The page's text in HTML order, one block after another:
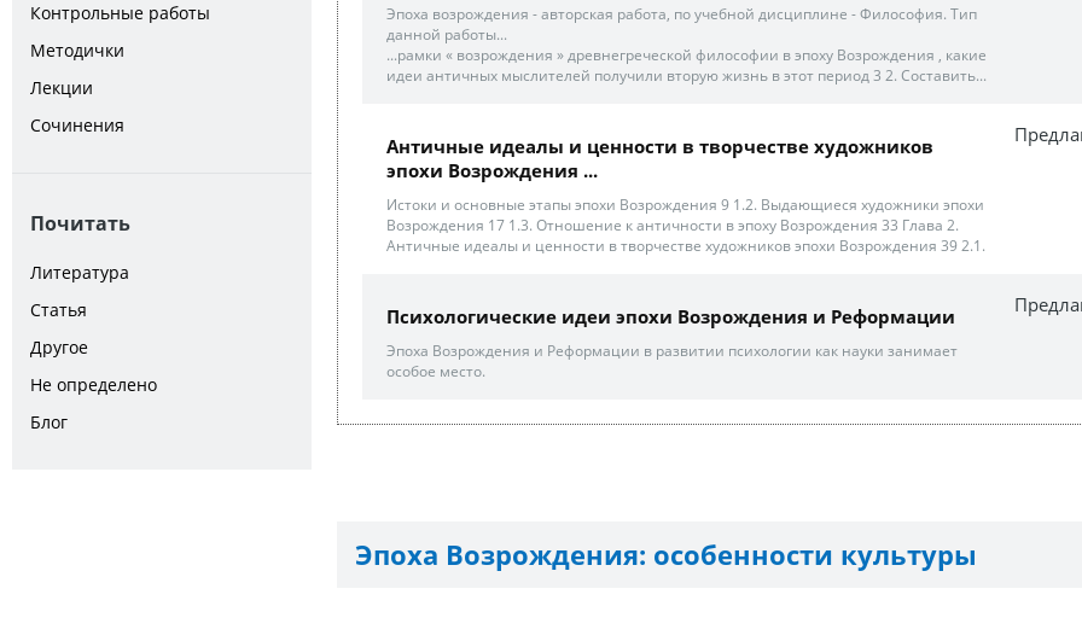
Контрольные работы
Методички
Лекции
Сочинения
Почитать
Литература
Статья
Другое
Не определено
Блог
Эпоха возрождения - авторская работа, по учебной дисциплине - Философия. Тип
данной работы...
...рамки « возрождения » древнегреческой философии в эпоху Возрождения , какие
идеи античных мыслителей получили вторую жизнь в этот период 3 2. Составить...
Античные идеалы и ценности в творчестве художников
эпохи Возрождения ...
Истоки и основные этапы эпохи Возрождения 9 1.2. Выдающиеся художники эпохи
Возрождения 17 1.3. Отношение к античности в эпоху Возрождения 33 Глава 2.
Античные идеалы и ценности в творчестве художников эпохи Возрождения 39 2.1.
Психологические идеи эпохи Возрождения и Реформации
Эпоха Возрождения и Реформации в развитии психологии как науки занимает
особое место.
Эпоха Возрождения: особенности культуры